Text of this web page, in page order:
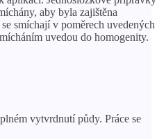
aby byla zajištěna
smíchají v poměrech uvedených
uvedou do homogenity.
vytvrdnutí půdy. Práce se